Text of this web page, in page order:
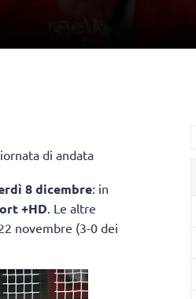
di andata
8 dicembre: in
+HD . Le altre
novembre (3-0 dei